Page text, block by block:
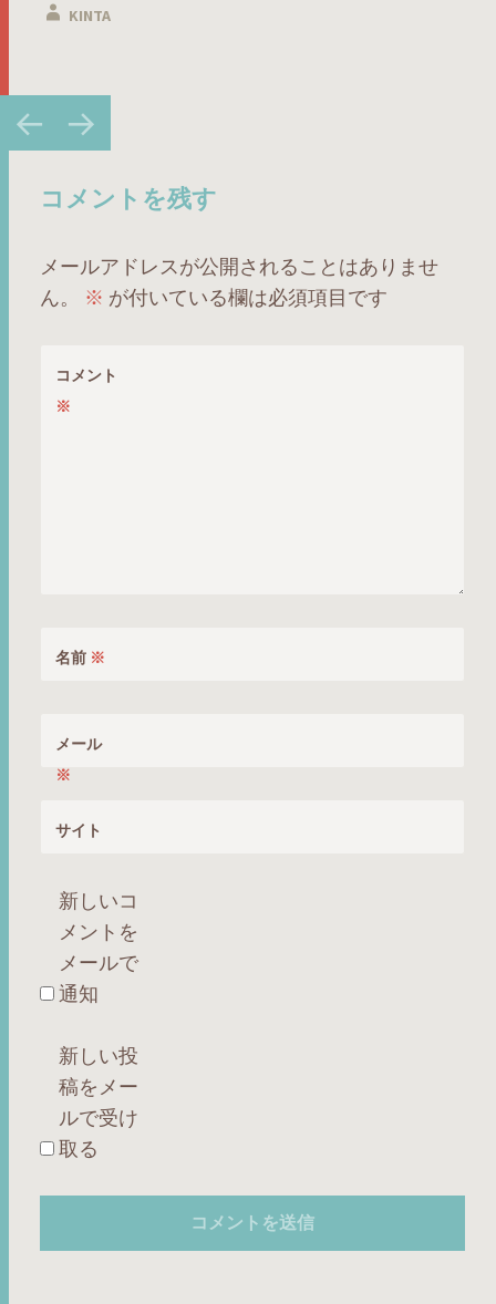
KINTA
投
稿
ビ
ー
シ
ョ
コメントを残す
メールアドレスが公開されることはありませ
ん。
※ が付いている欄は必須項目です
コメント
※
名前 ※
メール
※
サイト
新しいコ
メントを
メールで
通知
新しい投
稿をメー
ルで受け
取る